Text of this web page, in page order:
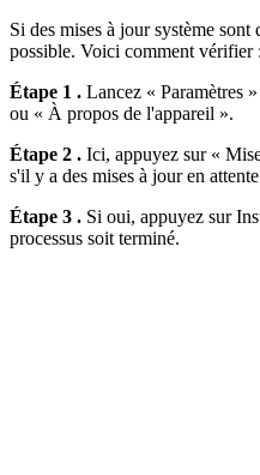
Si des mises à jour système
possible. Voici comment vérifier :
Étape 1 . Lancez « Paramètres
ou « À propos de l'appareil ».
Étape 2 . Ici, appuyez sur «
s'il y a des mises à jour en
Étape 3 . Si oui, appuyez sur
processus soit terminé.